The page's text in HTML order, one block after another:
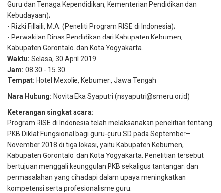
Guru dan Tenaga Kependidikan, Kementerian Pendidikan dan
Kebudayaan);
- Rizki Fillaili, M.A. (Peneliti Program RISE di Indonesia);
- Perwakilan Dinas Pendidikan dari Kabupaten Kebumen,
Kabupaten Gorontalo, dan Kota Yogyakarta.
Waktu: Selasa, 30 April 2019
Jam: 08.30 - 15.30
Tempat: Hotel Mexolie, Kebumen, Jawa Tengah
Nara Hubung: Novita Eka Syaputri (nsyaputri@smeru.or.id)
Keterangan singkat acara:
Program RISE di Indonesia telah melaksanakan penelitian tentang
PKB Diklat Fungsional bagi guru-guru SD pada September–
November 2018 di tiga lokasi, yaitu Kabupaten Kebumen,
Kabupaten Gorontalo, dan Kota Yogyakarta. Penelitian tersebut
bertujuan menggali keunggulan PKB sekaligus tantangan dan
permasalahan yang dihadapi dalam upaya meningkatkan
kompetensi serta profesionalisme guru.